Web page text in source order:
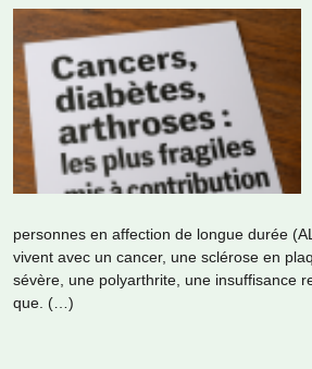
per­son­nes en affec­tion de longue durée
vivent avec un cancer, une sclé­rose en
sévère, une poly­ar­thrite, une insuf­fi­sance
que. (…)